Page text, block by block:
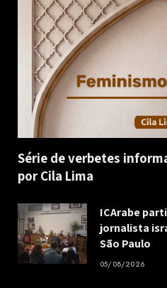
Série de verbetes
por Cila Lima
ICArabe
jornalista
São Paulo
05/08/2026